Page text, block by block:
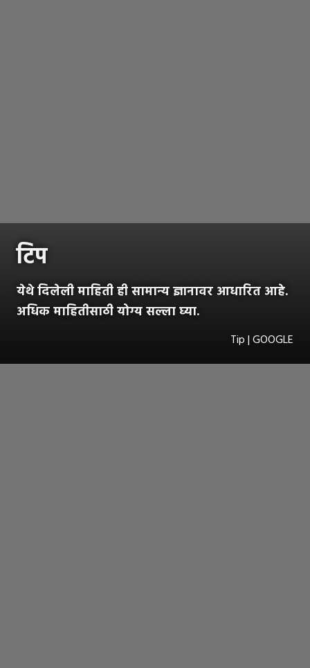
टिप
येथे दिलेली माहिती ही सामान्य ज्ञानावर आधारित आहे.
अधिक माहितीसाठी योग्य सल्ला घ्या.
Tip | GOOGLE